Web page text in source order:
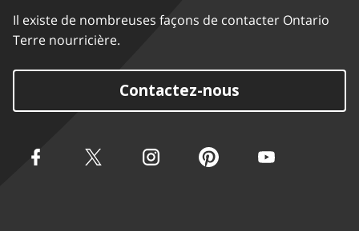
Il existe de nombreuses façons de contacter Ontario
Terre nourricière.
Contactez-nous